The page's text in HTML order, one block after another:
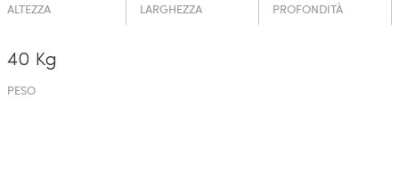
ALTEZZA LARGHEZZA PROFONDITÀ
40 Kg
PESO